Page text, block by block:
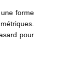
forme
pour